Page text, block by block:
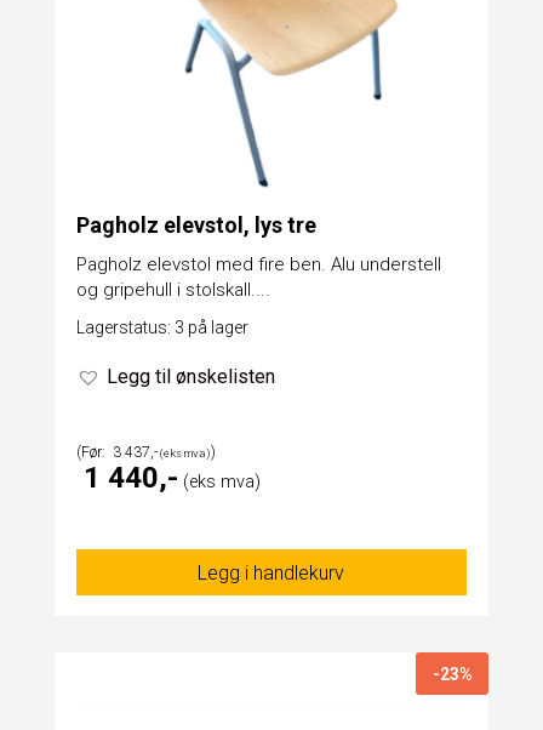
Pagholz elevstol, lys tre
Pagholz elevstol med fire ben. Alu understell
og gripehull i stolskall....
Lagerstatus: 3 på lager
Legg til ønskelisten
3 437
1 440
Legg i handlekurv
-23%